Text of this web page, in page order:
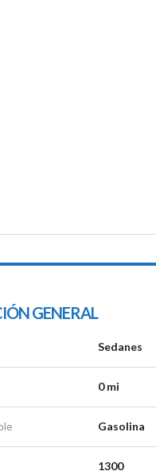
GENERAL
Sedanes
0 mi
Gasolina
1300